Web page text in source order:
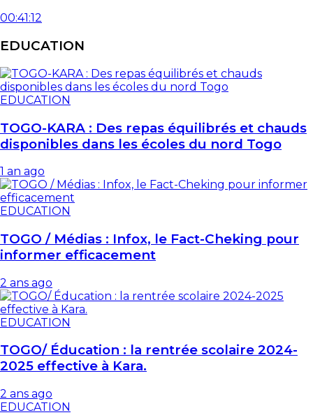
00:41:12
EDUCATION
EDUCATION
TOGO-KARA : Des repas équilibrés et chauds
disponibles dans les écoles du nord Togo
1 an ago
EDUCATION
TOGO / Médias : Infox, le Fact-Cheking pour
informer efficacement
2 ans ago
EDUCATION
TOGO/ Éducation : la rentrée scolaire 2024-
2025 effective à Kara.
2 ans ago
EDUCATION